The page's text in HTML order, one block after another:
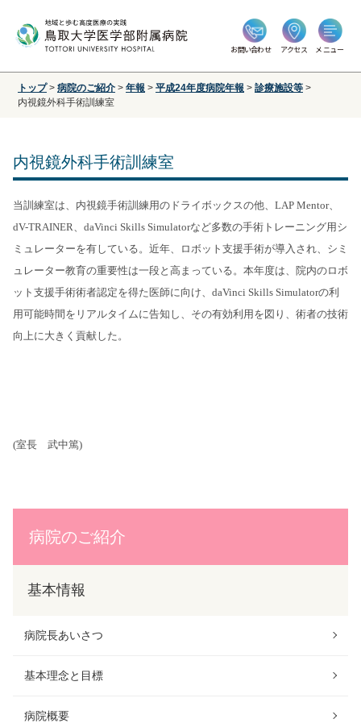
お問い合わせ アクセス メニュー
トップ > 病院のご紹介 > 年報 > 平成24年度病院年報 > 診療施設等 >
内視鏡外科手術訓練室
内視鏡外科手術訓練室
当訓練室は、内視鏡手術訓練用のドライボックスの他、 LAP Mentor、
dV-TRAINER、 daVinci Skills Simulatorなど多数の手術トレーニング用シ
ミュレーターを有している。近年、ロボット支援手術が導入され、シミ
ュレーター教育の重要性は一段と高まっている。本年度は、院内のロボ
ット支援手術術者認定を得た医師に向け、 daVinci Skills Simulatorの利
用可能時間をリアルタイムに告知し、その有効利用を図り、術者の技術
向上に大きく貢献した。
(室長 武中篤)
病院のご紹介
基本情報
病院長あいさつ
基本理念と目標
病院概要